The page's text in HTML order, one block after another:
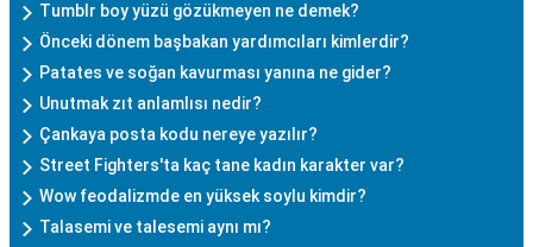
Tumblr boy yüzü gözükmeyen ne demek?
Önceki dönem başbakan yardımcıları kimlerdir?
Patates ve soğan kavurması yanına ne gider?
Unutmak zıt anlamlısı nedir?
Çankaya posta kodu nereye yazılır?
Street Fighters'ta kaç tane kadın karakter var?
Wow feodalizmde en yüksek soylu kimdir?
Talasemi ve talesemi aynı mı?